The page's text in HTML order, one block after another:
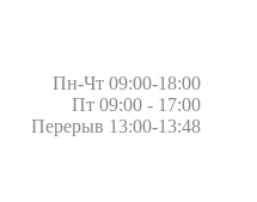
Пн-Чт 09:00-18:00
Пт 09:00 - 17:00
Перерыв 13:00-13:48